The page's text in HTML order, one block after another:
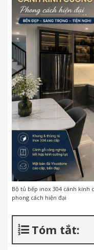
Bộ tủ bếp inox 304 cánh kính
phong cách hiện đại
Tóm tắt: